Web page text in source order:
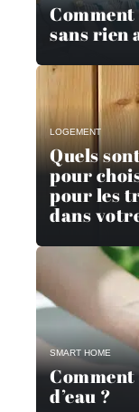
sans rien
LOGEMENT
Quels
pour
pour les
dans
SMART HOME
d’eau ?